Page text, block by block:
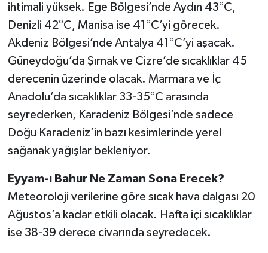
ihtimali yüksek. Ege Bölgesi’nde Aydın 43°C,
Denizli 42°C, Manisa ise 41°C’yi görecek.
Akdeniz Bölgesi’nde Antalya 41°C’yi aşacak.
Güneydoğu’da Şırnak ve Cizre’de sıcaklıklar 45
derecenin üzerinde olacak. Marmara ve İç
Anadolu’da sıcaklıklar 33-35°C arasında
seyrederken, Karadeniz Bölgesi’nde sadece
Doğu Karadeniz’in bazı kesimlerinde yerel
sağanak yağışlar bekleniyor.
Eyyam-ı Bahur Ne Zaman Sona Erecek?
Meteoroloji verilerine göre sıcak hava dalgası 20
Ağustos’a kadar etkili olacak. Hafta içi sıcaklıklar
ise 38-39 derece civarında seyredecek.